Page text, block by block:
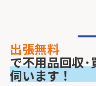
出張無料
で不用品回収･
伺います！